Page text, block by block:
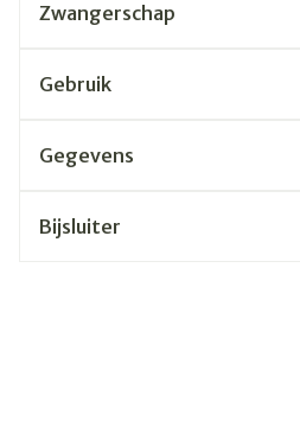
Zwangerschap
Gebruik
Gegevens
Bijsluiter